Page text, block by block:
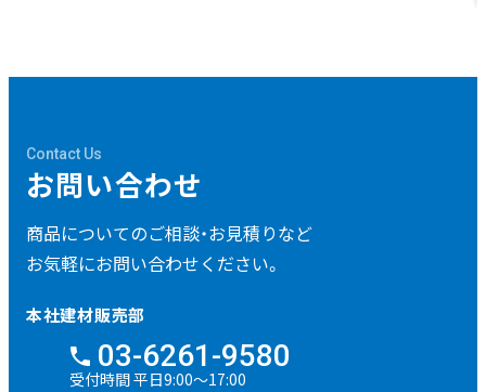
Contact Us
お問い合わせ
商品についてのご相談・お見積りなど
お気軽にお問い合わせください。
本社建材販売部
03-6261-9580
受付時間 平日9:00～17:00